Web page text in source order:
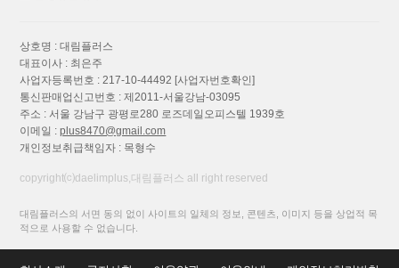
상호명 : 대림플러스
대표이사 : 최은주
사업자등록번호 : 217-10-44492 [사업자번호확인]
통신판매업신고번호 : 제2011-서울강남-03095
주소 : 서울 강남구 광평로280 로즈데일오피스텔 1939호
이메일 :plus8470@gmail.com
개인정보취급책임자 : 목형수
copyright⒞daelimplus,대림플러스 all right reserved
대림플러스의 서면 동의 없이 사이트의 일체의 정보, 콘텐츠, 이미지 등을 상업적 목
적으로 사용할 수 없습니다.